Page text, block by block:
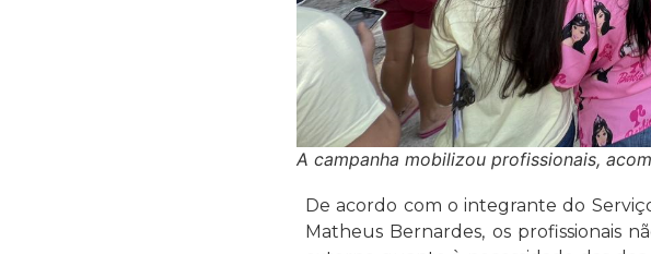
A campanha mobilizou profissionais,
De acordo com o integrante do
Matheus Bernardes, os profissionais